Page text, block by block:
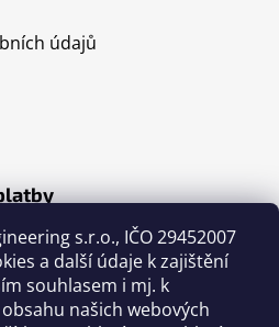
s.r.o., IČO 29452007
a další údaje k zajištění
souhlasem i mj. k
našich webových
údajů